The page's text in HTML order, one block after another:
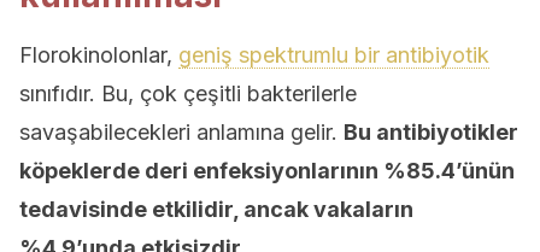
Florokinolonlar, geniş spektrumlu bir antibiyotik
sınıfıdır. Bu, çok çeşitli bakterilerle
savaşabilecekleri anlamına gelir. Bu antibiyotikler
köpeklerde deri enfeksiyonlarının %85.4’ünün
tedavisinde etkilidir, ancak vakaların